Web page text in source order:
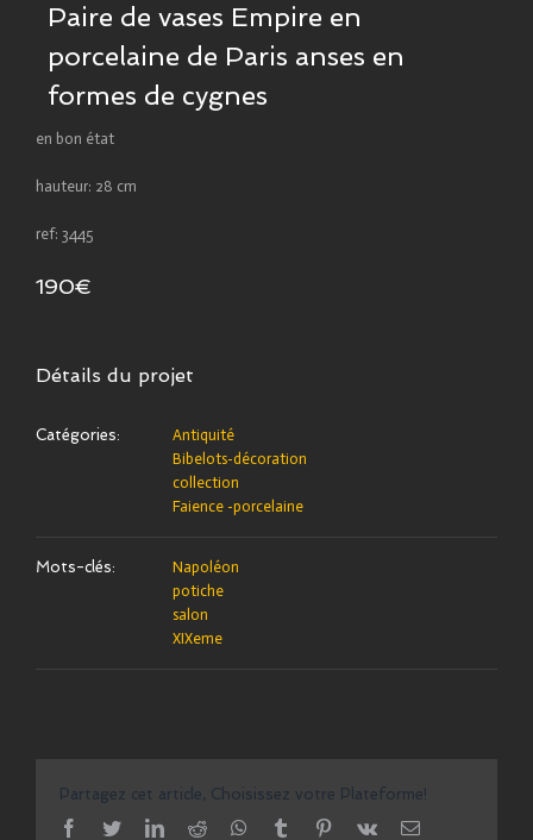
Paire de vases Empire en
porcelaine de Paris anses en
formes de cygnes
en bon état
hauteur: 28 cm
ref: 3445
190€
Détails du projet
Catégories:
Antiquité
Bibelots-décoration
collection
Faience -porcelaine
Mots-clés:
Napoléon
potiche
salon
XIXeme
Partagez cet article, Choisissez votre Plateforme!
facebook
twitterlinkedinreddit whatsapptumblr pinterest
vk Email